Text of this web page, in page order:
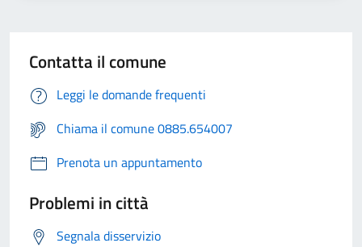
Contatta il comune
Leggi le domande frequenti
Chiama il comune 0885.654007
Prenota un appuntamento
Problemi in città
Segnala disservizio